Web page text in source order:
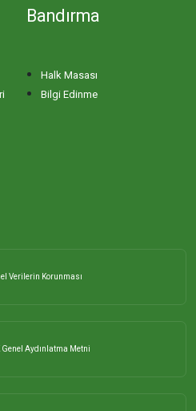
Bandırma
Halk Masası
Bilgi Edinme
Verilerin Korunması
Genel Aydınlatma Metni